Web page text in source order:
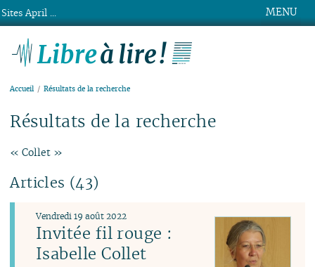
MENU
Accueil Résultats de la recherche
Résultats de la recherche
« Collet »
Articles (43)
Invitée fil rouge :
Isabelle Collet
Vendredi 19 août 2022
Sites April ...